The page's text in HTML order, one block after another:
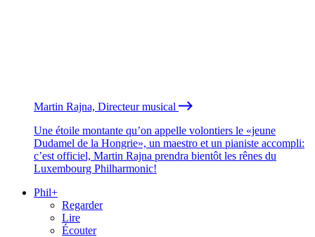
Martin Rajna, Directeur musical
Une étoile montante qu’on appelle volontiers le «jeune
Dudamel de la Hongrie», un maestro et un pianiste accompli:
c’est officiel, Martin Rajna prendra bientôt les rênes du
Luxembourg Philharmonic!
Phil+
Regarder
Lire
Écouter